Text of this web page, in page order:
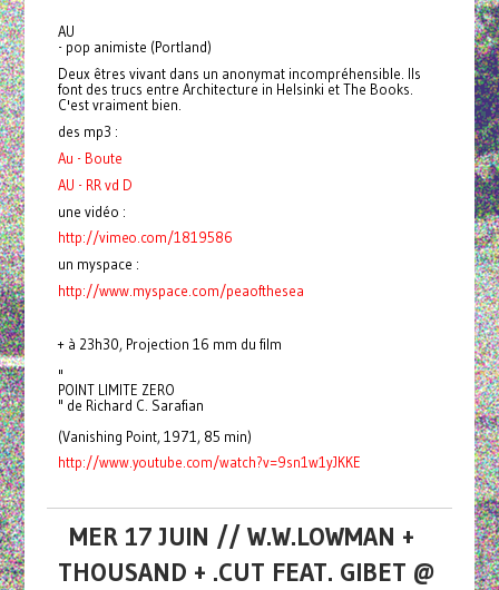
AU
- pop animiste (Portland)
Deux êtres vivant dans un anonymat incompréhensible. Ils
font des trucs entre Architecture in Helsinki et The Books.
C'est vraiment bien.
des mp3 :
Au - Boute
AU - RR vd D
une vidéo :
http://vimeo.com/1819586
un myspace :
http://www.myspace.com/peaofthesea
+ à 23h30, Projection 16 mm du film
"
POINT LIMITE ZERO
" de Richard C. Sarafian
(Vanishing Point, 1971, 85 min)
http://www.youtube.com/watch?v=9sn1w1yJKKE
MER 17 JUIN // W.W.LOWMAN +
THOUSAND + .CUT FEAT. GIBET @